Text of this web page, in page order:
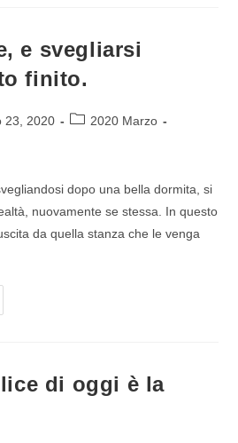
e svegliarsi
finito.
23, 2020
2020 Marzo
dopo una bella dormita, si
nuovamente se stessa. In questo
da quella stanza che le venga
di oggi è la